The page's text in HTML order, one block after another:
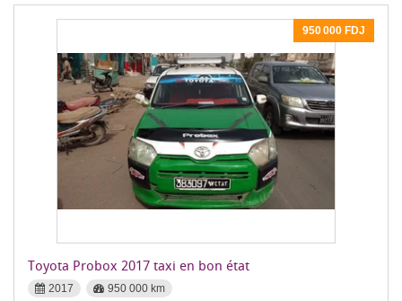
950 000 FDJ
Toyota Probox 2017 taxi en bon état
2017 950 000 km